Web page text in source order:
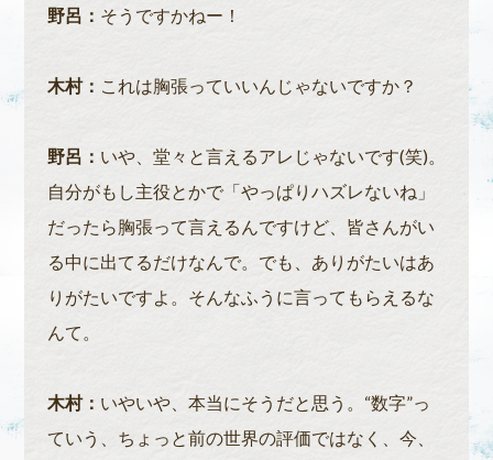
野呂： そうですかねー！
木村： これは胸張っていいんじゃないですか？
野呂： いや、堂々と言えるアレじゃないです(笑)。
自分がもし主役とかで「やっぱりハズレないね」
だったら胸張って言えるんですけど、皆さんがい
る中に出てるだけなんで。でも、ありがたいはあ
りがたいですよ。そんなふうに言ってもらえるな
んて。
木村： いやいや、本当にそうだと思う。“数字”っ
ていう、ちょっと前の世界の評価ではなく、今、